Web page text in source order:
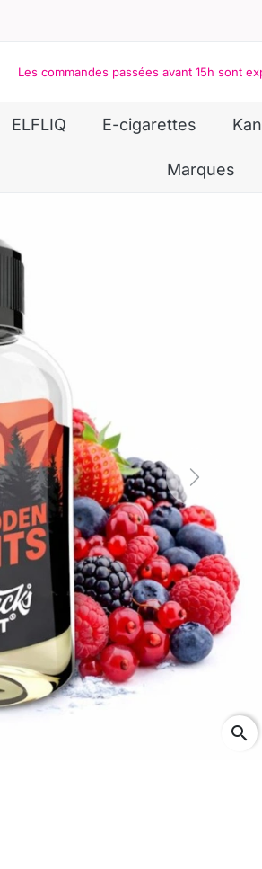
Les commandes passées avant 15h sont
ELFLIQ E-cigarettes
Marques
Next
search